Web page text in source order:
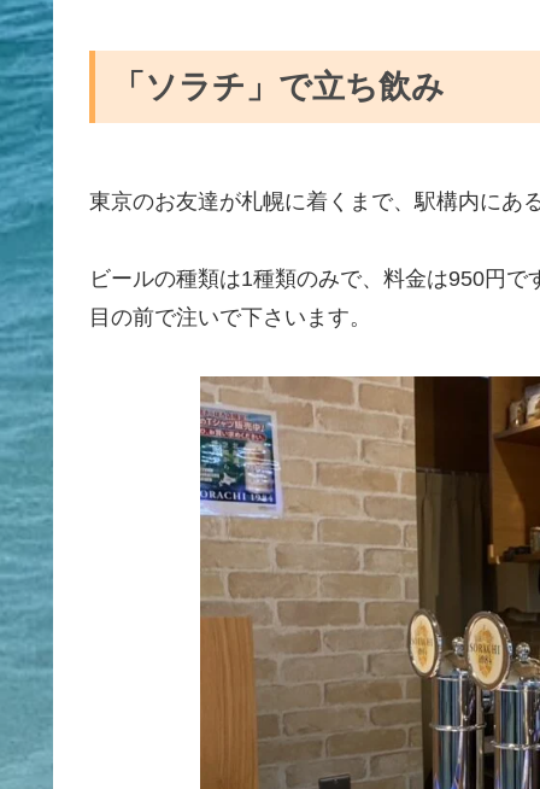
「ソラチ」で立ち飲み
東京のお友達が札幌に着くまで、駅構内にあ
ビールの種類は1種類のみで、料金は950円で
目の前で注いで下さいます。